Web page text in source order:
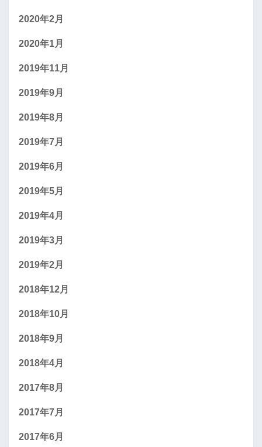
2020年2月
2020年1月
2019年11月
2019年9月
2019年8月
2019年7月
2019年6月
2019年5月
2019年4月
2019年3月
2019年2月
2018年12月
2018年10月
2018年9月
2018年4月
2017年8月
2017年7月
2017年6月